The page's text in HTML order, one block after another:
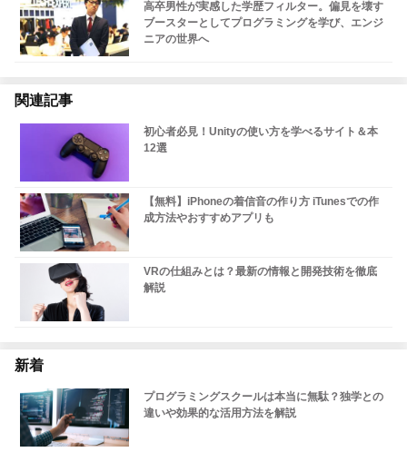
高卒男性が実感した学歴フィルター。偏見を壊す
ブースターとしてプログラミングを学び、エンジ
ニアの世界へ
関連記事
初心者必見！Unityの使い方を学べるサイト＆本
12選
【無料】iPhoneの着信音の作り方 iTunesでの作
成方法やおすすめアプリも
VRの仕組みとは？最新の情報と開発技術を徹底
解説
新着
プログラミングスクールは本当に無駄？独学との
違いや効果的な活用方法を解説